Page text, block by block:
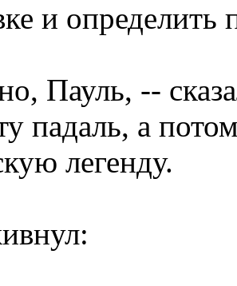
и
Пауль, --
падаль, а
легенду.